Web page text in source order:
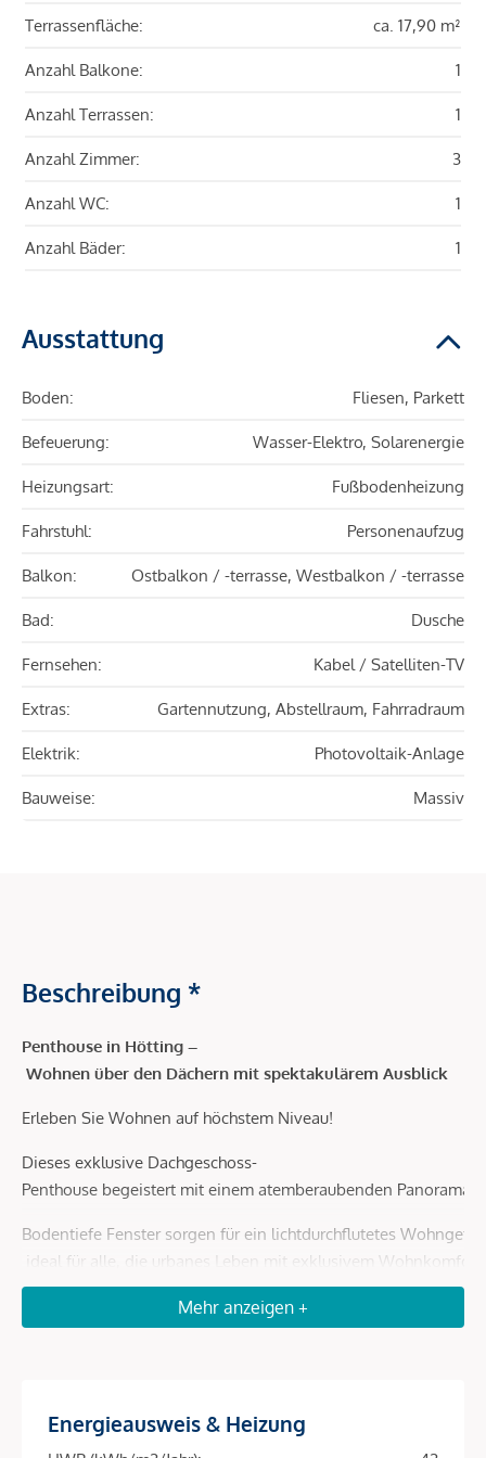
Terrassenfläche: ca. 17,90 m²
Anzahl Balkone: 1
Anzahl Terrassen: 1
Anzahl Zimmer: 3
Anzahl WC: 1
Anzahl Bäder: 1
Ausstattung
Boden: Fliesen, Parkett
Befeuerung: Wasser-Elektro, Solarenergie
Heizungsart: Fußbodenheizung
Fahrstuhl: Personenaufzug
Balkon: Ostbalkon / -terrasse, Westbalkon / -terrasse
Bad: Dusche
Fernsehen: Kabel / Satelliten-TV
Extras: Gartennutzung, Abstellraum, Fahrradraum
Elektrik: Photovoltaik-Anlage
Bauweise: Massiv
Beschreibung *
Penthouse in Hötting –
Wohnen über den Dächern mit spektakulärem Ausblick
Erleben Sie Wohnen auf höchstem Niveau!
Dieses exklusive Dachgeschoss-
Penthouse begeistert mit einem atemberaubenden
Bodentiefe Fenster sorgen für ein lichtdurchflutetes
ideal für alle, die urbanes Leben mit exklusivem
Ein Zuhause für Menschen mit Sinn für Ästhetik und Qualität.
(*Unverbindliche Richtwerte –
Mehr anzeigen +
Energieausweis & Heizung